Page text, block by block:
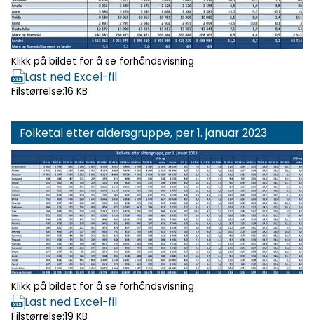
Klikk på bildet for å se forhåndsvisning
Last ned Excel-fil
Filstørrelse:16 KB
Folketal etter aldersgruppe, per 1. januar 2023
Klikk for
forhåndsvisning
Klikk på bildet for å se forhåndsvisning
Last ned Excel-fil
Filstørrelse:19 KB